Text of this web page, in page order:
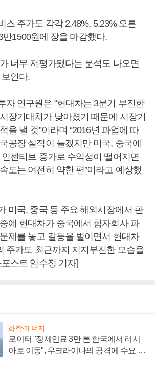
스 주가도 각각 2.48%, 5.23% 오른
만1500원에 장을 마감했다.
너무 저평가됐다는 분석도 나오면
인다.
자 연구원은 “현대차는 3분기 부진한
장기대치가 낮아졌기 때문에 시장기
을 낼 것”이라며 “2016년 파업에 따
공장 실적이 늘겠지만 미국, 중국에
센티브 증가로 수익성이 떨어지면
도는 여전히 약한 편”이라고 예상했
미국, 중국 등 주요 해외시장에서 판
에 현대차가 중국에서 합자회사 파
제를 놓고 갈등을 벌이면서 현대차
주가도 최근까지 지지부진한 모습을
스트 임수정 기자]
화학·에너지
로이터 "정제연료 3만 톤 한국에서 러시
아로 이동", 우크라이나의 공격에 수요 늘